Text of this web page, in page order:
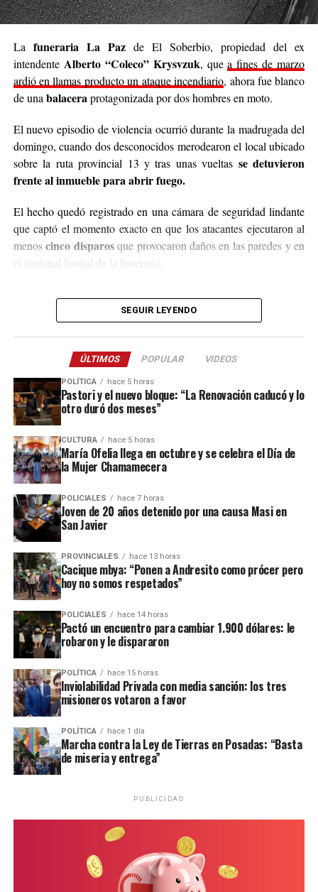
gorros, guantes y todo lo que pueda abrigar.
Cabe destacar que para mediados de mayo será la
entrega de donaciones y tienen planificado realizar ollas
populares de arroz con pollo, por lo que también
recibirán donaciones de alimentos no perecederos.
Para comunicarse con el organizador de la iniciativa,
podrán enviar mensajes, audios o realizar llamadas al
3764140551
o a través de Instagram
@agustin_pineiroo
La funeraria La Pazde El Soberbio, propiedad del ex
intendente Alberto “Coleco” Krysvzuk, quea fines de marzo
ardió en llamas producto un ataque incendiario, ahora fue blanco
de unabalaceraprotagonizada por dos hombres en moto.
El nuevo episodio de violencia ocurrió durante la madrugada del
domingo, cuando dos desconocidos merodearon el local ubicado
sobre la ruta provincial 13 y tras unas vueltas se detuvieron
frente al inmueble para abrir fuego.
El hecho quedó registrado en una cámara de seguridad lindante
que captó el momento exacto en que los atacantes ejecutaron al
menoscinco disparosque provocaron daños en las paredes y en
el ventanal frontal de la funeraria.
hacia el acceso a El Soberbio y en el lugar intervino el personal
Este ataque se suma a otros tantos episodios similares registrados
recientemente en contra de comercios o propiedades vinculadas a
Coleco, ex intendente de El Soberbio que en 2013 fue destituido
del cargo por acusaciones de
asociación ilícita.
En el listado de hechos recientes figuran un incendio de cabañas
en el complejoTío Colecoa fines de la semana pasada y otro
ataque similar a la funeraria ahora baleada en a fines de marzo.
Todos los episodios son investigados por el personal de la
comisaría local, aunque hasta el momento no se conocieron
mayores novedades .
SEGUIR LEYENDO
ÚLTIMOS POPULAR VIDEOS
POLÍTICA hace 5 horas
Pastori y el nuevo bloque: “La Renovación caducó y lo
otro duró dos meses”
CULTURA hace 5 horas
María Ofelia llega en octubre y se celebra el Día de
la Mujer Chamamecera
POLICIALES hace 7 horas
Joven de 20 años detenido por una causa Masi en
San Javier
PROVINCIALES hace 13 horas
Cacique mbya: “Ponen a Andresito como prócer pero
hoy no somos respetados”
POLICIALES hace 14 horas
Pactó un encuentro para cambiar 1.900 dólares: le
robaron y le dispararon
POLÍTICA hace 15 horas
Inviolabilidad Privada con media sanción: los tres
misioneros votaron a favor
POLÍTICA hace 1 día
Marcha contra la Ley de Tierras en Posadas: “Basta
de miseria y entrega”
PUBLICIDAD